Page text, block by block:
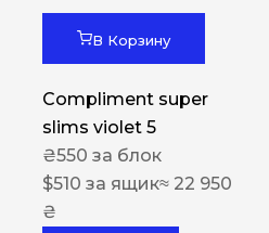
В Корзину
Compliment super
slims violet 5
₴550 за блок
$510 за ящик≈ 22 950
₴